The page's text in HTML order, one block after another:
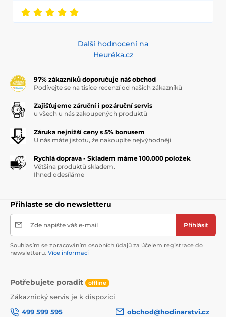
Další hodnocení na
Heuréka.cz
97% zákazníků doporučuje náš obchod
Podívejte se na tisíce recenzí od našich zákazníků
Zajišťujeme záruční i pozáruční servis
u všech u nás zakoupených produktů
Záruka nejnižší ceny s 5% bonusem
U nás máte jistotu, že nakoupíte nejvýhodněji
Rychlá doprava - Skladem máme 100.000 položek
Většina produktů skladem.
Ihned odesíláme
Přihlaste se do newsletteru
Zde napište váš e-mail Přihlásit
Souhlasím se zpracováním osobních údajů za účelem registrace do
newsletteru. Více informací
Potřebujete poradit offline
Zákaznický servis je k dispozici
499 599 595
obchod@hodinarstvi.cz